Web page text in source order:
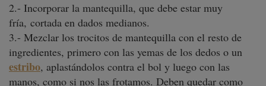
2.- Incorporar la mantequilla, que debe estar muy
fría, cortada en dados medianos.
3.- Mezclar los trocitos de mantequilla con el resto de
ingredientes, primero con las yemas de los dedos o un
estribo, aplastándolos contra el bol y luego con las
manos, como si nos las frotamos. Deben quedar como